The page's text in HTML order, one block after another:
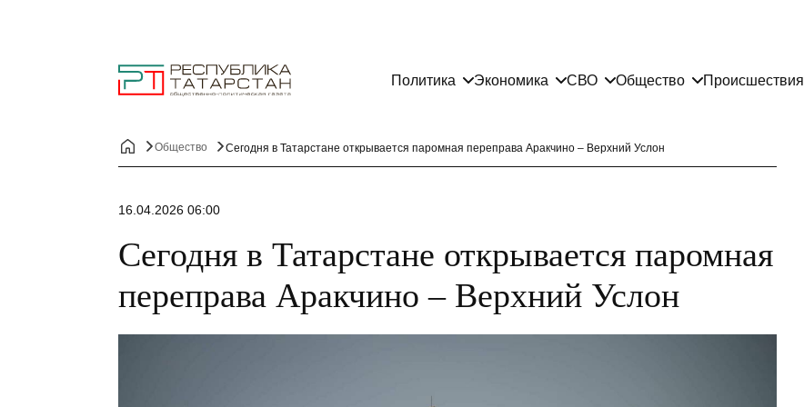
Политика Экономика СВО Общество Происшествия
Общество Сегодня в Татарстане открывается паромная переправа Аракчино – Верхний Услон
16.04.2026 06:00
Сегодня в Татарстане открывается паромная
переправа Аракчино – Верхний Услон